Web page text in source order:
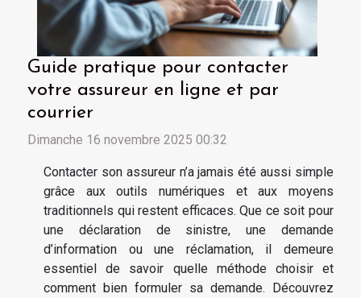
Guide pratique pour contacter
votre assureur en ligne et par
courrier
Dimanche 16 novembre 2025 00:32
Contacter son assureur n’a jamais été aussi simple
grâce aux outils numériques et aux moyens
traditionnels qui restent efficaces. Que ce soit pour
une déclaration de sinistre, une demande
d’information ou une réclamation, il demeure
essentiel de savoir quelle méthode choisir et
comment bien formuler sa demande. Découvrez